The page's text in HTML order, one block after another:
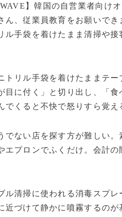
】韓国の自営業者向け
ん、従業員教育をお願いで
ル手袋を着けたまま清掃や
トリル手袋を着けたままテ
目に付く」と切り出し、「
でくると不快で怒りすら覚え
でない店を探す方が難しい
エプロンでふくだけ。会計
ル清掃に使われる消毒スプ
近づけて静かに噴霧するの